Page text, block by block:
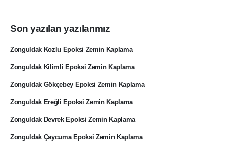
Son yazılan yazılarımız
Zonguldak Kozlu Epoksi Zemin Kaplama
Zonguldak Kilimli Epoksi Zemin Kaplama
Zonguldak Gökçebey Epoksi Zemin Kaplama
Zonguldak Ereğli Epoksi Zemin Kaplama
Zonguldak Devrek Epoksi Zemin Kaplama
Zonguldak Çaycuma Epoksi Zemin Kaplama